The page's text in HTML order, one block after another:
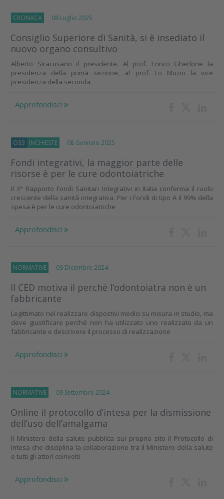
CRONACA 08 Luglio 2025
Consiglio Superiore di Sanità, si è insediato il
nuovo organo consultivo
Alberto Siracusano il presidente. Al prof. Enrico Gherlone la
presidenza della prima sezione, al prof. Lo Muzio la vice
presidenza della seconda
Approfondisci
O33 INCHIESTE 08 Gennaio 2025
Fondi integrativi, la maggior parte delle
risorse è per le cure odontoiatriche
Il 3° Rapporto Fondi Sanitari Integrativi in Italia conferma il ruolo
crescente della sanità integrativa. Per i Fondi di tipo A il 99% della
spesa è per le cure odontoiatriche
Approfondisci
NORMATIVE 09 Dicembre 2024
Il CED motiva il perché l’odontoiatra non è un
fabbricante
Legittimato nel realizzare dispostivi medici su misura in studio, ma
deve giustificare perché non ha utilizzato uno realizzato da un
fabbricante e descrivere il processo di realizzazione
Approfondisci
NORMATIVE 09 Settembre 2024
Online il protocollo d’intesa per la dismissione
dell’uso dell’amalgama
Il Ministero della salute pubblica sul proprio sito il Protocollo di
intesa che disciplina la collaborazione tra il Ministero della salute
e tutti gli attori coinvolti
Approfondisci